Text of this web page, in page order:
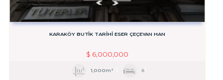
KARAKÖY BUTIK TARIHI ESER ÇEÇEYAN HAN
$ 6,000,000
1,000m² 6